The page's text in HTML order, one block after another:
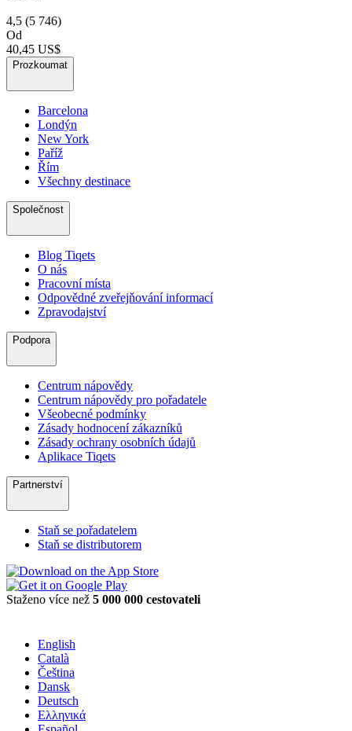
4,5 (5 746)
Od
40,45 US$
Prozkoumat
Barcelona
Londýn
New York
Paříž
Řím
Všechny destinace
Společnost
Blog Tiqets
O nás
Pracovní místa
Odpovědné zveřejňování informací
Zpravodajství
Podpora
Centrum nápovědy
Centrum nápovědy pro pořadatele
Všeobecné podmínky
Zásady hodnocení zákazníků
Zásady ochrany osobních údajů
Aplikace Tiqets
Partnerství
Staň se pořadatelem
Staň se distributorem
Staženo více než 5 000 000 cestovateli
English
Català
Čeština
Dansk
Deutsch
Ελληνικά